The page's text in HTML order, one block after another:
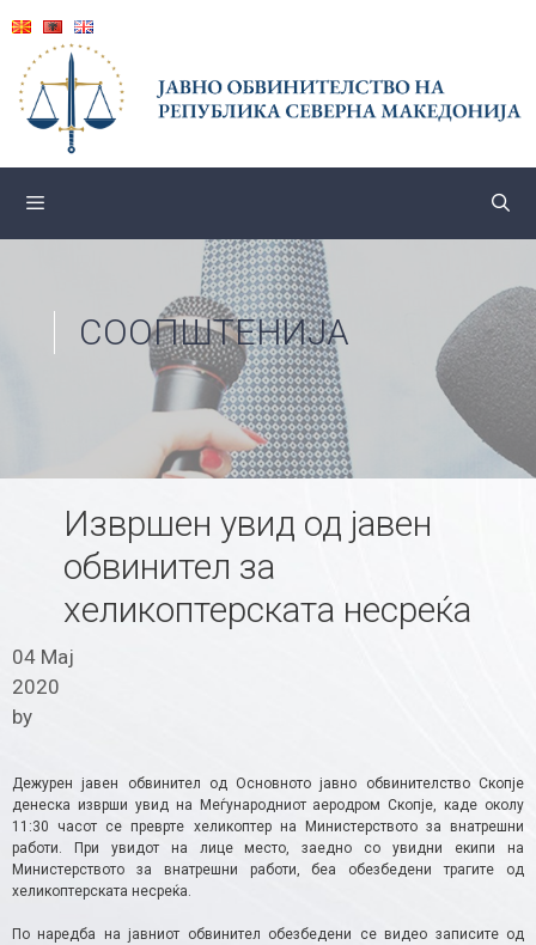
content
СООПШТЕНИЈА
Извршен увид од јавен
обвинител за
хеликоптерската несреќа
04 Мај
2020
by
Дежурен јавен обвинител од Основното јавно обвинителство Скопје
денеска изврши увид на Меѓународниот аеродром Скопје, каде околу
11:30 часот се преврте хеликоптер на Министерството за внатрешни
работи. При увидот на лице место, заедно со увидни екипи на
Министерството за внатрешни работи, беа обезбедени трагите од
хеликоптерската несреќа.
По наредба на јавниот обвинител обезбедени се видео записите од